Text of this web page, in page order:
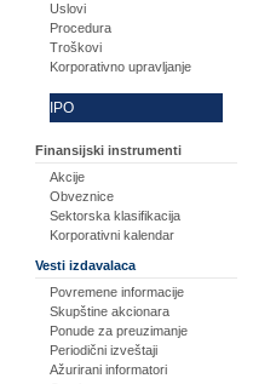
Uslovi
Procedura
Troškovi
Korporativno upravljanje
IPO
Finansijski instrumenti
Akcije
Obveznice
Sektorska klasifikacija
Korporativni kalendar
Vesti izdavalaca
Povremene informacije
Skupštine akcionara
Ponude za preuzimanje
Periodični izveštaji
Ažurirani informatori